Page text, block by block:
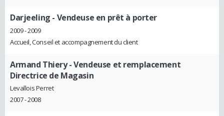
Darjeeling - Vendeuse en prêt à porter
2009 - 2009
Accueil, Conseil et accompagnement du client
Armand Thiery- Vendeuse et remplacement
Directrice de Magasin
Levallois Perret
2007 - 2008